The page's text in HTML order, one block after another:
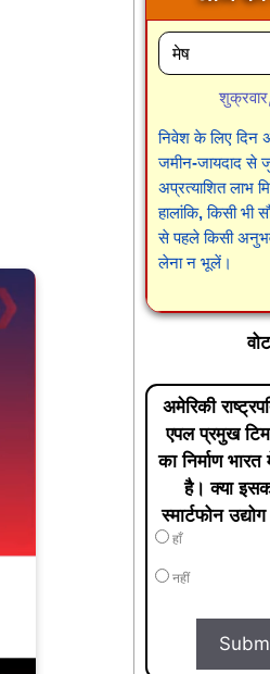
निवेश के लिए
जमीन-जायदाद से
अप्रत्याशित लाभ
हालांकि, किसी भी
से पहले किसी
लेना न भूलें।
अमेरिकी
एपल प्रमुख
का निर्माण
है। क्या
स्मार्टफोन
हाँ
नहीं